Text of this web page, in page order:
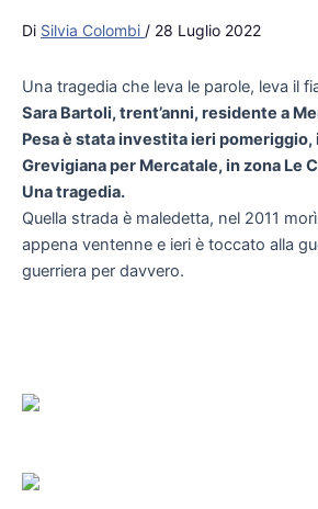
Di Silvia Colombi / 28 Luglio 2022
Una tragedia che leva le parole, leva il
Sara Bartoli, trent’anni, residente a
Pesa è stata investita ieri pomeriggio,
Grevigiana per Mercatale, in zona Le
Una tragedia.
Quella strada è maledetta, nel 2011
appena ventenne e ieri è toccato alla
guerriera per davvero.